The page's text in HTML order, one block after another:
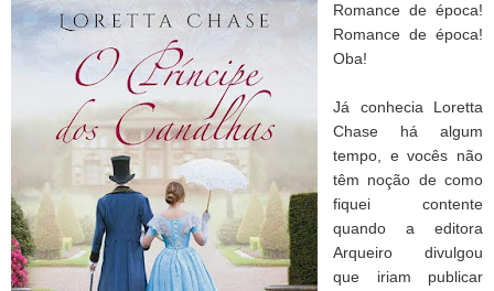
Romance de época!
Romance de época!
Oba!
Já conhecia Loretta
Chase há algum
tempo, e vocês não
têm noção de como
fiquei contente
quando a editora
Arqueiro divulgou
que iriam publicar